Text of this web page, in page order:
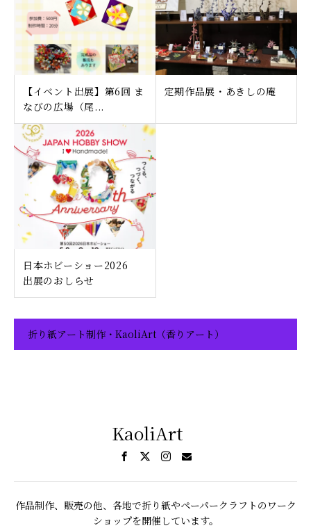
【イベント出展】第6回 ま
なびの広場（尾...
定期作品展・あきしの庵
日本ホビーショー2026
出展のおしらせ
折り紙アート制作・KaoliArt（香りアート）
KaoliArt
作品制作、販売の他、各地で折り紙やペーパークラフトのワーク
ショップを開催しています。